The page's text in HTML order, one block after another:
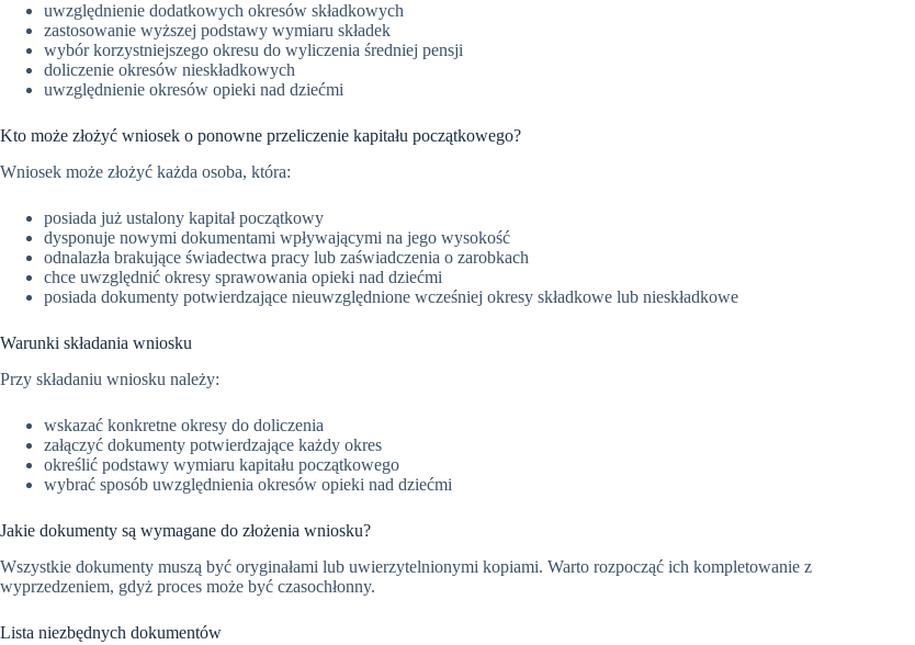
uwzględnienie dodatkowych okresów składkowych
zastosowanie wyższej podstawy wymiaru składek
wybór korzystniejszego okresu do wyliczenia średniej pensji
doliczenie okresów nieskładkowych
uwzględnienie okresów opieki nad dziećmi
Kto może złożyć wniosek o ponowne przeliczenie kapitału początkowego?
Wniosek może złożyć każda osoba, która:
posiada już ustalony kapitał początkowy
dysponuje nowymi dokumentami wpływającymi na jego wysokość
odnalazła brakujące świadectwa pracy lub zaświadczenia o zarobkach
chce uwzględnić okresy sprawowania opieki nad dziećmi
posiada dokumenty potwierdzające nieuwzględnione wcześniej okresy składkowe lub nieskładkowe
Warunki składania wniosku
Przy składaniu wniosku należy:
wskazać konkretne okresy do doliczenia
załączyć dokumenty potwierdzające każdy okres
określić podstawy wymiaru kapitału początkowego
wybrać sposób uwzględnienia okresów opieki nad dziećmi
Jakie dokumenty są wymagane do złożenia wniosku?
Wszystkie dokumenty muszą być oryginałami lub uwierzytelnionymi kopiami. Warto rozpocząć ich kompletowanie z
wyprzedzeniem, gdyż proces może być czasochłonny.
Lista niezbędnych dokumentów